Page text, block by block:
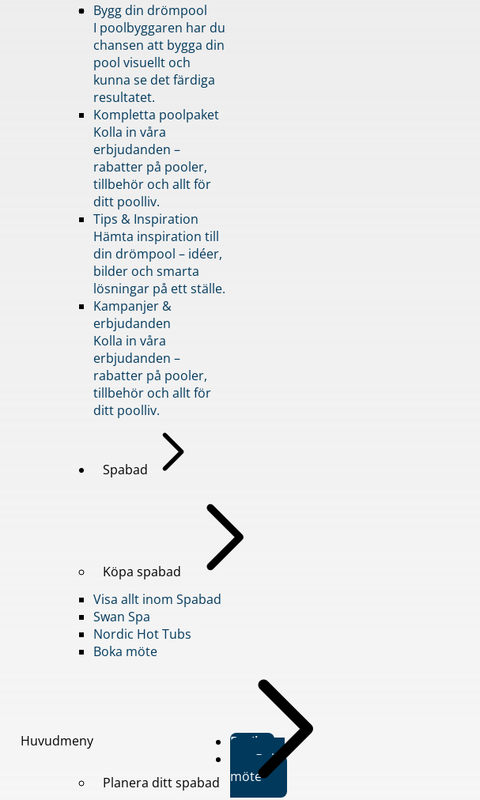
Huvudmeny
Bygg din drömpool
I poolbyggaren har du
chansen att bygga din
pool visuellt och
kunna se det färdiga
resultatet.
Kompletta poolpaket
Kolla in våra
erbjudanden –
rabatter på pooler,
tillbehör och allt för
ditt poolliv.
Tips & Inspiration
Hämta inspiration till
din drömpool – idéer,
bilder och smarta
lösningar på ett ställe.
Kampanjer &
erbjudanden
Kolla in våra
erbjudanden –
rabatter på pooler,
tillbehör och allt för
ditt poolliv.
Spabad
Köpa spabad
Visa allt inom Spabad
Swan Spa
Nordic Hot Tubs
Boka möte
Planera ditt spabad
Butiker
Boka
möte